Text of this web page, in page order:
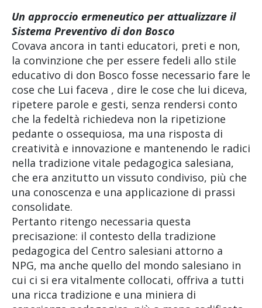
Un approccio ermeneutico per attualizzare il
Sistema Preventivo di don Bosco
Covava ancora in tanti educatori, preti e non,
la convinzione che per essere fedeli allo stile
educativo di don Bosco fosse necessario fare le
cose che Lui faceva , dire le cose che lui diceva,
ripetere parole e gesti, senza rendersi conto
che la fedeltà richiedeva non la ripetizione
pedante o ossequiosa, ma una risposta di
creatività e innovazione e mantenendo le radici
nella tradizione vitale pedagogica salesiana,
che era anzitutto un vissuto condiviso, più che
una conoscenza e una applicazione di prassi
consolidate.
Pertanto ritengo necessaria questa
precisazione: il contesto della tradizione
pedagogica del Centro salesiani attorno a
NPG, ma anche quello del mondo salesiano in
cui ci si era vitalmente collocati, offriva a tutti
una ricca tradizione e una miniera di